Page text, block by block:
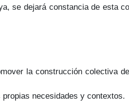
se dejará constancia de esta
la construcción colectiva
necesidades y contextos.